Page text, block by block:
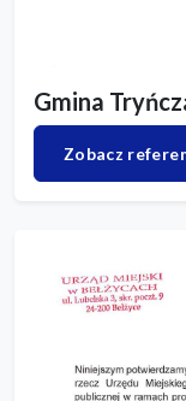
Gmina
Zobacz